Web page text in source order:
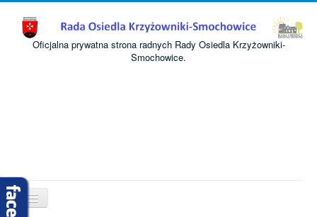
Oficjalna prywatna strona radnych Rady Osiedla Krzyżowniki-
Smochowice.
Przełącz
nawigację